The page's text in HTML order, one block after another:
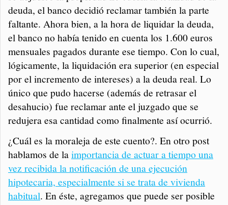
deuda, el banco decidió reclamar también la parte
faltante. Ahora bien, a la hora de liquidar la deuda,
el banco no había tenido en cuenta los 1.600 euros
mensuales pagados durante ese tiempo. Con lo cual,
lógicamente, la liquidación era superior (en especial
por el incremento de intereses) a la deuda real. Lo
único que pudo hacerse (además de retrasar el
desahucio) fue reclamar ante el juzgado que se
redujera esa cantidad como finalmente así ocurrió.
¿Cuál es la moraleja de este cuento?. En otro post
hablamos de laimportancia de actuar a tiempo una
vez recibida la notificación de una ejecución
hipotecaria, especialmente si se trata de vivienda
habitual. En éste, agregamos que puede ser posible